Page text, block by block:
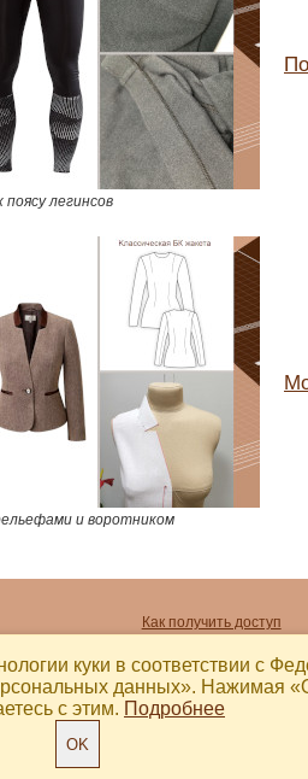
легинсов
и воротником
Как получить доступ
Как распечатать
куки в соответствии с
данных». Нажимая
с этим. Подробнее
OK